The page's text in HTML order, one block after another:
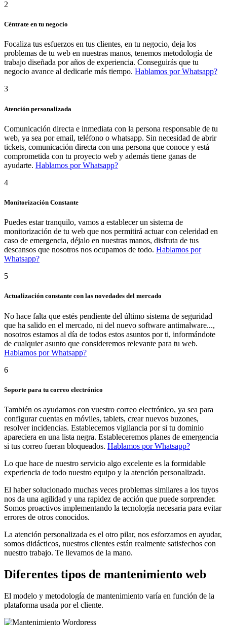
2
Céntrate en tu negocio
Focaliza tus esfuerzos en tus clientes, en tu negocio, deja los
problemas de tu web en nuestras manos, tenemos metodología de
trabajo diseñada por años de experiencia. Conseguirás que tu
negocio avance al dedicarle más tiempo. Hablamos por Whatsapp?
3
Atención personalizada
Comunicación directa e inmediata con la persona responsable de tu
web, ya sea por email, teléfono o whatsapp. Sin necesidad de abrir
tickets, comunicación directa con una persona que conoce y está
comprometida con tu proyecto web y además tiene ganas de
ayudarte. Hablamos por Whatsapp?
4
Monitorización Constante
Puedes estar tranquilo, vamos a establecer un sistema de
monitorización de tu web que nos permitirá actuar con celeridad en
caso de emergencia, déjalo en nuestras manos, disfruta de tus
descansos que nosotros nos ocupamos de todo. Hablamos por
Whatsapp?
5
Actualización constante con las novedades del mercado
No hace falta que estés pendiente del último sistema de seguridad
que ha salido en el mercado, ni del nuevo software antimalware...,
nosotros estamos al día de todos estos asuntos por ti, informándote
de cualquier asunto que consideremos relevante para tu web.
Hablamos por Whatsapp?
6
Soporte para tu correo electrónico
También os ayudamos con vuestro correo electrónico, ya sea para
configurar cuentas en móviles, tablets, crear nuevos buzones,
resolver incidencias. Establecemos vigilancia por si tu dominio
apareciera en una lista negra. Estableceremos planes de emergencia
si tus correo fueran bloqueados. Hablamos por Whatsapp?
Lo que hace de nuestro servicio algo excelente es la formidable
experiencia de todo nuestro equipo y la atención personalizada.
El haber solucionado muchas veces problemas similares a los tuyos
nos da una agilidad y una rapidez de acción que puede sorprender.
Somos proactivos implementando la tecnología necesaria para evitar
errores de otros conocidos.
La atención personalizada es el otro pilar, nos esforzamos en ayudar,
somos didácticos, nuestros clientes están realmente satisfechos con
nuestro trabajo. Te llevamos de la mano.
Diferentes tipos de mantenimiento web
El modelo y metodología de mantenimiento varía en función de la
plataforma usada por el cliente.